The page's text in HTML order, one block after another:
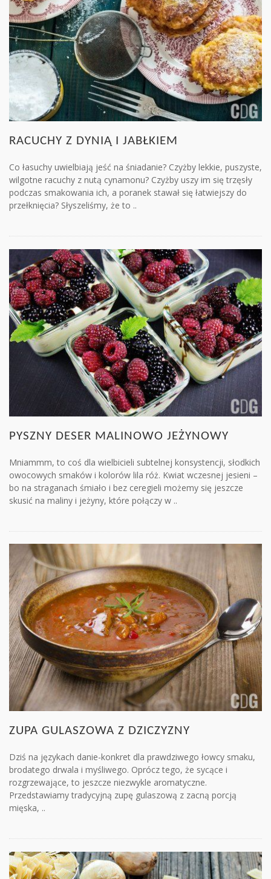
RACUCHY Z DYNIĄ I JABŁKIEM
Co łasuchy uwielbiają jeść na śniadanie? Czyżby lekkie, puszyste,
wilgotne racuchy z nutą cynamonu? Czyżby uszy im się trzęsły
podczas smakowania ich, a poranek stawał się łatwiejszy do
przełknięcia? Słyszeliśmy, że to ..
PYSZNY DESER MALINOWO JEŻYNOWY
Mniammm, to coś dla wielbicieli subtelnej konsystencji, słodkich
owocowych smaków i kolorów lila róż. Kwiat wczesnej jesieni –
bo na straganach śmiało i bez ceregieli możemy się jeszcze
skusić na maliny i jeżyny, które połączy w ..
ZUPA GULASZOWA Z DZICZYZNY
Dziś na językach danie-konkret dla prawdziwego łowcy smaku,
brodatego drwala i myśliwego. Oprócz tego, że sycące i
rozgrzewające, to jeszcze niezwykle aromatyczne.
Przedstawiamy tradycyjną zupę gulaszową z zacną porcją
mięska, ..